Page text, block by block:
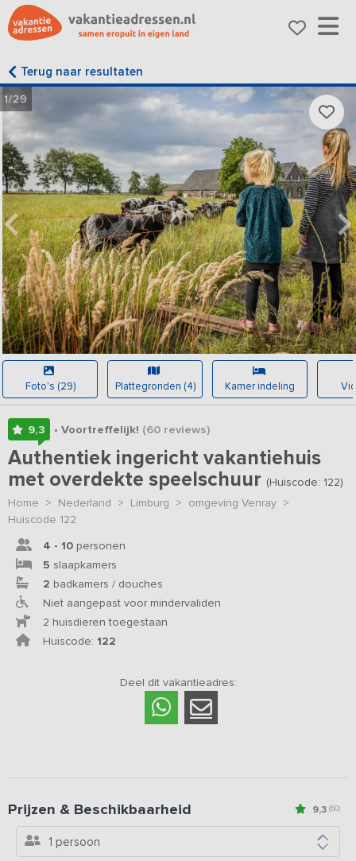
Terug naar resultaten
1/29
Foto's (29) Plattegronden (4) Kamer indeling
9,3 • Voortreffelijk! (60reviews)
Authentiek ingericht vakantiehuis
met overdekte speelschuur (Huiscode: 122)
Home > Nederland > Limburg > omgeving Venray >
Huiscode 122
4 - 10 personen
5 slaapkamers
2 badkamers / douches
Niet aangepast voor mindervaliden
2 huisdieren toegestaan
Huiscode: 122
Deel dit vakantieadres:
9,3 (60)
Prijzen & Beschikbaarheid
1 persoon